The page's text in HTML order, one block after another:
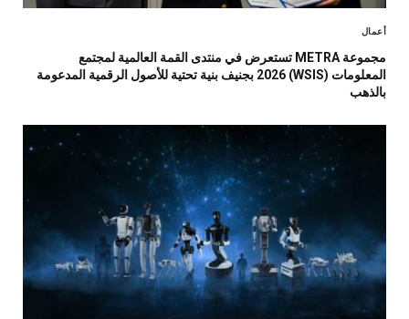
أعمال
مجموعة METRA تستعرض في منتدى القمة العالمية لمجتمع
المعلومات (WSIS) 2026 بجنيف بنية تحتية للأصول الرقمية المدعومة
بالذهب